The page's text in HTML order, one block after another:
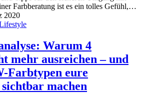
Farbberatung ist es ein tolles Gefühl,…
2020
Warum 4
mehr ausreichen – und
Farbtypen eure
machen